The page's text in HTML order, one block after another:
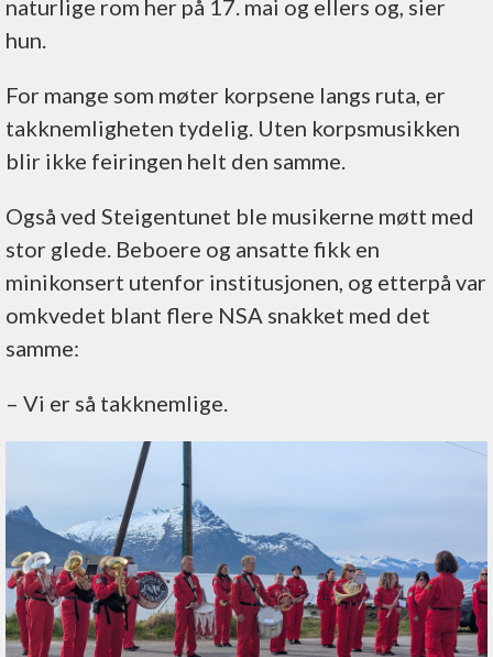
naturlige rom her på 17. mai og ellers og, sier
hun.
For mange som møter korpsene langs ruta, er
takknemligheten tydelig. Uten korpsmusikken
blir ikke feiringen helt den samme.
Også ved Steigentunet ble musikerne møtt med
stor glede. Beboere og ansatte fikk en
minikonsert utenfor institusjonen, og etterpå var
omkvedet blant flere NSA snakket med det
samme:
–⁠ Vi er så takknemlige.